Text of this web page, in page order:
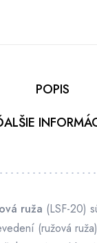
POPIS
ruža (LSF-20)
(ružová